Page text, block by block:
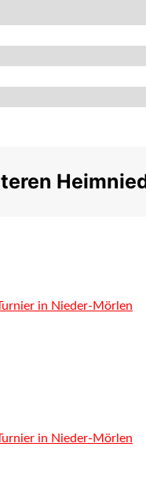
in Nieder-Mörlen
in Nieder-Mörlen